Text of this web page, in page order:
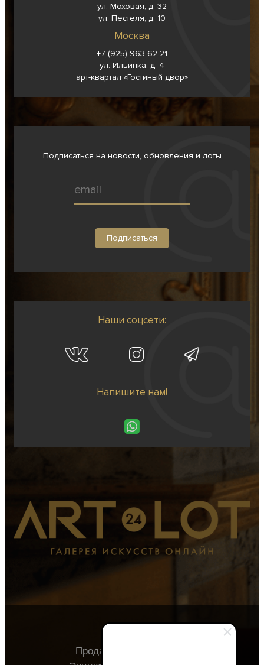
ул. Моховая, д. 32
ул. Пестеля, д. 10
Москва
+7 (925) 963-62-21
ул. Ильинка, д. 4
арт-квартал «Гостиный двор»
Подписаться на новости, обновления и лоты
Наши соцсети:
Напишите нам!
Продавцу